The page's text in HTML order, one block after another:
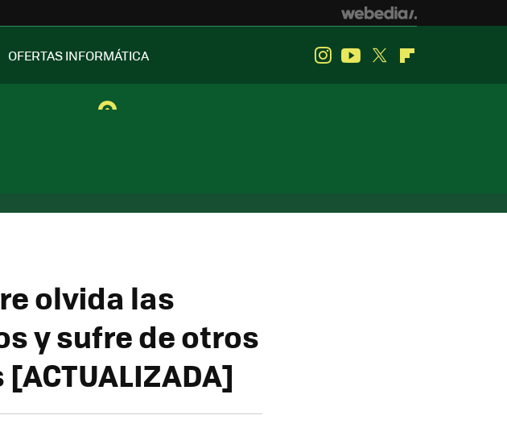
OFERTAS INFORMÁTICA InstagramYoutube
Twitter
olvida las
y sufre de otros